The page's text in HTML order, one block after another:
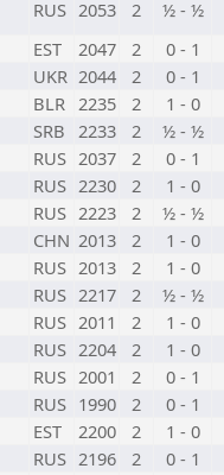
RUS 2053 2
½ - ½
EST 2047 2
0 - 1
UKR 2044 2
0 - 1
BLR 2235 2
1 - 0
SRB 2233 2
½ - ½
RUS 2037 2
0 - 1
RUS 2230 2
1 - 0
RUS 2223 2
½ - ½
CHN 2013 2
1 - 0
RUS 2013 2
1 - 0
RUS 2217 2
½ - ½
RUS 2011 2
1 - 0
RUS 2204 2
1 - 0
RUS 2001 2
0 - 1
RUS 1990 2
0 - 1
EST 2200 2
1 - 0
RUS 2196 2
0 - 1